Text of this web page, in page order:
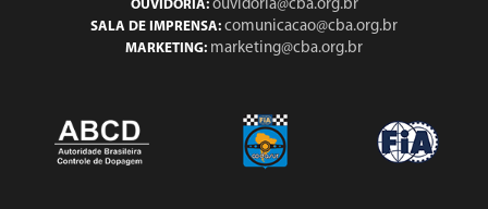
OUVIDORIA: ouvidoria@cba.org.br
SALA DE IMPRENSA: comunicacao@cba.org.br
MARKETING: marketing@cba.org.br